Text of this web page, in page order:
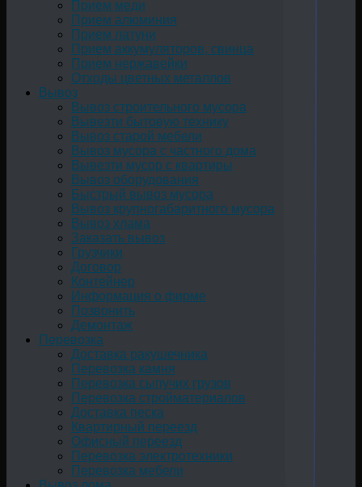
Прием меди
Прием алюминия
Прием латуни
Прием аккумуляторов, свинца
Прием нержавейки
Отходы цветных металлов
Вывоз
Вывоз строительного мусора
Вывезти бытовую технику
Вывоз старой мебели
Вывоз мусора с частного дома
Вывезти мусор с квартиры
Вывоз оборудования
Быстрый вывоз мусора
Вывоз крупногабаритного мусора
Вывоз хлама
Заказать вывоз
Грузчики
Договор
Контейнер
Информация о фирме
Позвонить
Демонтаж
Перевозка
Доставка ракушечника
Перевозка камня
Перевозка сыпучих грузов
Перевозка стройматериалов
Доставка песка
Квартирный переезд
Офисный переезд
Перевозка электротехники
Перевозка мебели